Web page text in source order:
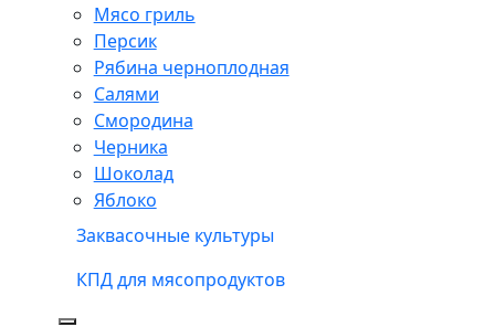
Мясо гриль
Персик
Рябина черноплодная
Салями
Смородина
Черника
Шоколад
Яблоко
Заквасочные культуры
КПД для мясопродуктов